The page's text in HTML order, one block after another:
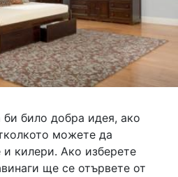
било добра идея, ако
можете да
килери. Ако изберете
ще се отървете от